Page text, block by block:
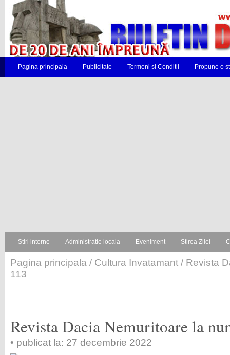
Pagina principala Publicitate Termeni si Conditii Propune o
Stiri interne Administratie locala Eveniment Stirea Zilei
Pagina principala / Cultura Invatamant / Revista
113
Revista Dacia Nemuritoare la
• publicat la: 27 decembrie 2022